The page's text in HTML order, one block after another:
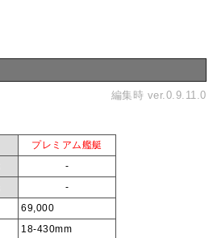
編集時 ver.0.9.11.0
プレミアム艦艇
-
-
69,000
18-430mm